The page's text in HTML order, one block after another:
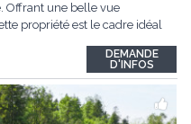
Offrant une belle vue
propriété est le cadre idéal
fou qui séduit dès le
DEMANDE
D'INFOS